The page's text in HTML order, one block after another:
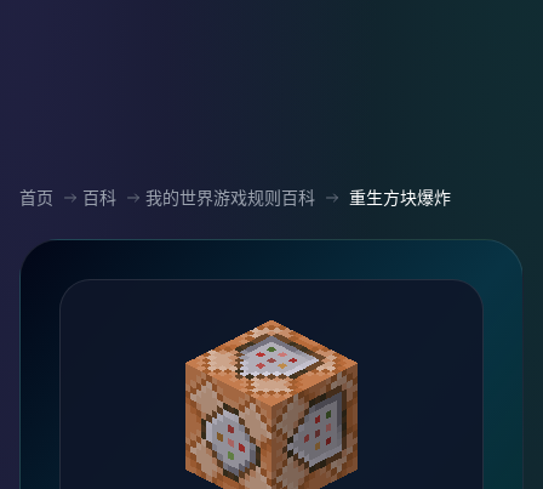
首页 百科 我的世界游戏规则百科 重生方块爆炸